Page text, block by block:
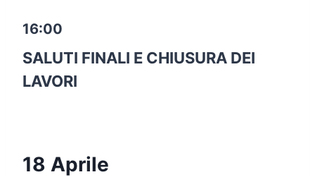
16:00
SALUTI FINALI E CHIUSURA DEI
LAVORI
18 Aprile